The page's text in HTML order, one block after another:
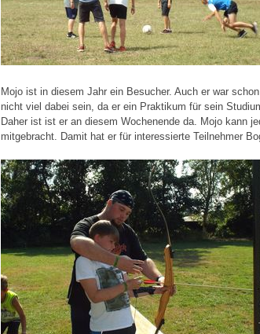
Mojo ist in diesem Jahr ein Besucher. Auch er war
nicht viel dabei sein, da er ein Praktikum für sein
Daher ist ist er an diesem Wochenende da. Mojo kann
mitgebracht. Damit hat er für interessierte Teilnehmer